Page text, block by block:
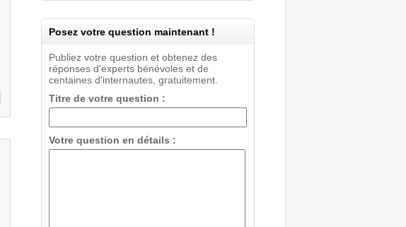
Posez votre question maintenant !
Publiez votre question et obtenez des
réponses d'experts bénévoles et de
centaines d'internautes, gratuitement.
Titre de votre question :
Votre question en détails :